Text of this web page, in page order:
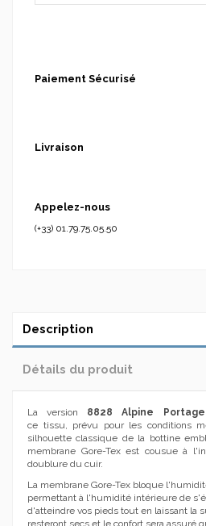
Paiement Sécurisé
Livraison
Appelez-nous
(+33) 01.79.75.05.50
Description
Détails du produit
La version 8828 Alpine Portage
ce tissu, prévu pour les conditions
silhouette classique de la bottine
membrane Gore-Tex est cousue à
doublure du cuir.
La membrane Gore-Tex bloque
permettant à l'humidité intérieure de
d'atteindre vos pieds tout en laissant la
resteront secs et le confort sera assuré